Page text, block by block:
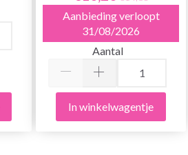
Aanbieding verloopt
31/08/2026
Aantal
In winkelwagentje